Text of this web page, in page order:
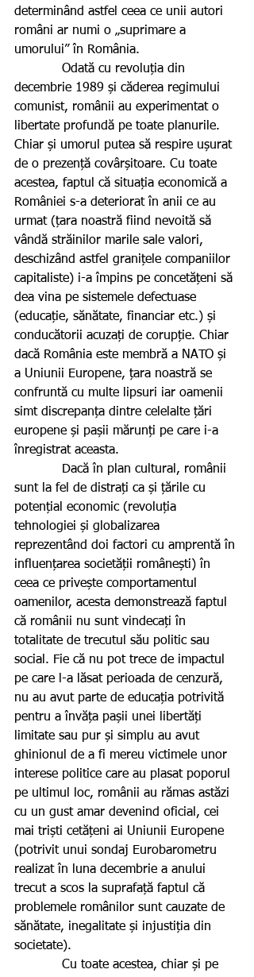
determinând astfel ceea ce unii autori
români ar numi o „suprimare a
umorului” în România.
decembrie 1989 și căderea regimului
comunist, românii au experimentat o
libertate profundă pe toate planurile.
Chiar și umorul putea să respire ușurat
de o prezență covârșitoare. Cu toate
acestea, faptul că situația economică a
României s-a deteriorat în anii ce au
urmat (țara noastră fiind nevoită să
vândă străinilor marile sale valori,
deschizând astfel granițele companiilor
capitaliste) i-a împins pe concetățeni să
dea vina pe sistemele defectuase
(educație, sănătate, financiar etc.) și
conducătorii acuzați de corupție. Chiar
dacă România este membră a NATO și
a Uniunii Europene, țara noastră se
confruntă cu multe lipsuri iar oamenii
simt discrepanța dintre celelalte țări
europene și pașii mărunți pe care i-a
înregistrat aceasta.
sunt la fel de distrați ca și țările cu
potențial economic (revoluția
tehnologiei și globalizarea
reprezentând doi factori cu amprentă în
influențarea societății românești) în
ceea ce privește comportamentul
oamenilor, acesta demonstrează faptul
că românii nu sunt vindecați în
totalitate de trecutul său politic sau
social. Fie că nu pot trece de impactul
pe care l-a lăsat perioada de cenzură,
nu au avut parte de educația potrivită
pentru a învăța pașii unei libertăți
limitate sau pur și simplu au avut
ghinionul de a fi mereu victimele unor
interese politice care au plasat poporul
pe ultimul loc, românii au rămas astăzi
cu un gust amar devenind oficial, cei
mai triști cetățeni ai Uniunii Europene
(potrivit unui sondaj Eurobarometru
realizat în luna decembrie a anului
trecut a scos la suprafață faptul că
problemele românilor sunt cauzate de
sănătate, inegalitate și injustiția din
societate).